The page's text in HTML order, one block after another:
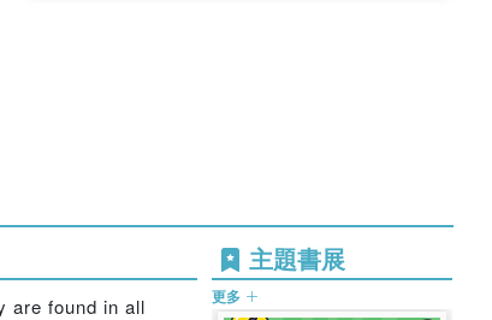
are found in all
主題書展
更多